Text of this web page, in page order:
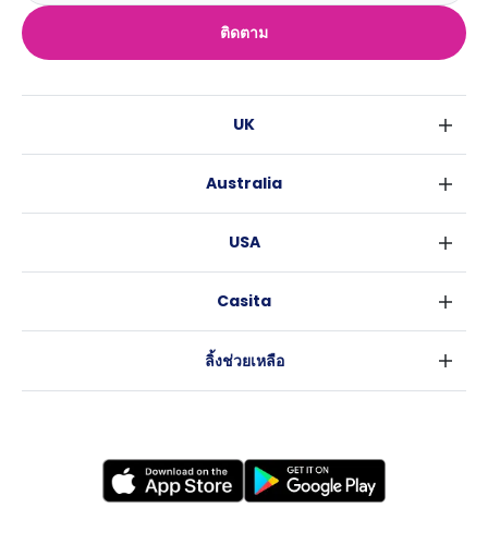
ติดตาม
UK
เอดินเบอระ
ลีดส์
โคเวนทรี
เลสเตอร์
Australia
บริสเบน
อะเดลายด์
USA
แอตแลนตา
Casita
ลิ้งช่วยเหลือ